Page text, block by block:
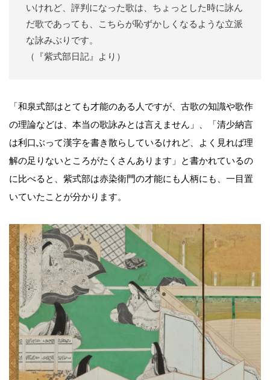
いけれど、評判になった歌は、ちょっとした時に詠ん
だ歌であっても、こちらが恥ずかしくなるような立派
な詠みぶりです。
（『紫式部日記』より）
「和泉式部はとても才能のある人ですが、古歌の知識や歌作
の理論などは、本当の歌詠みとは言えません」、「清少納言
は利口ぶって漢字を書き散らしているけれど、よく見れば理
解の足りないところがたくさんあります」と書かれているの
に比べると、紫式部は赤染衛門の才能にも人柄にも、一目置
いていたことが分かります。